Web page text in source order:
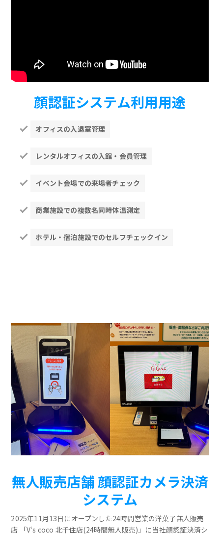
顔認証システム利用用途
オフィスの入退室管理
レンタルオフィスの入館・会員管理
イベント会場での来場者チェック
商業施設での複数名同時体温測定
ホテル・宿泊施設でのセルフチェックイン
無人販売店舗 顔認証カメラ決済
システム
2025年11月13日にオープンした24時間営業の洋菓子無人販売
店 「V‘s coco 北千住店(24時間無人販売)」に当社顔認証決済シ